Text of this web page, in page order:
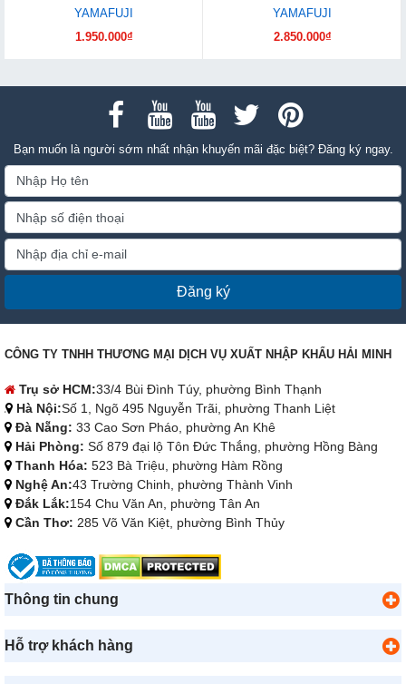
YAMAFUJI
1.950.000₫
YAMAFUJI
2.850.000₫
Bạn muốn là người sớm nhất nhận khuyến mãi đặc biệt? Đăng ký ngay.
Đăng ký
CÔNG TY TNHH THƯƠNG MẠI DỊCH VỤ XUẤT NHẬP KHẨU HẢI MINH
Trụ sở HCM:33/4 Bùi Đình Túy, phường Bình Thạnh
Hà Nội:Số 1, Ngõ 495 Nguyễn Trãi, phường Thanh Liệt
Đà Nẵng: 33 Cao Sơn Pháo, phường An Khê
Hải Phòng: Số 879 đại lộ Tôn Đức Thắng, phường Hồng Bàng
Thanh Hóa: 523 Bà Triệu, phường Hàm Rồng
Nghệ An:43 Trường Chinh, phường Thành Vinh
Đắk Lắk:154 Chu Văn An, phường Tân An
Cần Thơ: 285 Võ Văn Kiệt, phường Bình Thủy
Thông tin chung
Hỗ trợ khách hàng